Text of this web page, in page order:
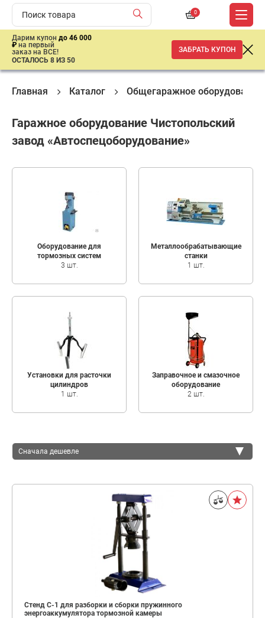
0
Дарим купон до 46 000
₽ на первый
заказ на ВСЕ!
ОСТАЛОСЬ 8 ИЗ 50
ЗАБРАТЬ КУПОН
Главная Каталог Общегаражное оборудование
Гаражное оборудование Чистопольский
завод «Автоспецоборудование»
Оборудование для
тормозных систем
3 шт.
Металлообрабатывающие
станки
1 шт.
Установки для расточки
цилиндров
1 шт.
Заправочное и смазочное
оборудование
2 шт.
Сначала дешевле
Стенд С-1 для разборки и сборки пружинного
энергоаккумулятора тормозной камеры